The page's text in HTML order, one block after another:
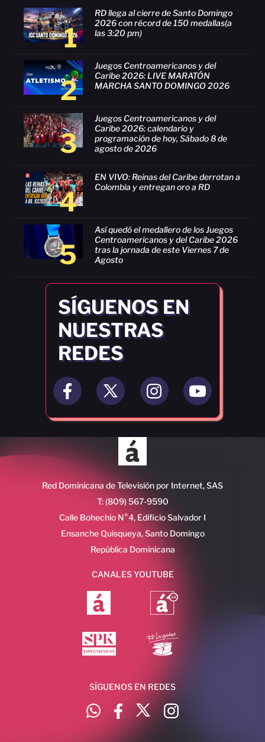
1
RD llega al cierre de Santo Domingo
2026 con récord de 150 medallas(a
las 3:20 pm)
2
Juegos Centroamericanos y del
Caribe 2026: LIVE MARATÓN
MARCHA SANTO DOMINGO 2026
3
Juegos Centroamericanos y del
Caribe 2026: calendario y
programación de hoy, Sábado 8 de
agosto de 2026
4
EN VIVO: Reinas del Caribe derrotan a
Colombia y entregan oro a RD
5
Así quedó el medallero de los Juegos
Centroamericanos y del Caribe 2026
tras la jornada de este Viernes 7 de
Agosto
SÍGUENOS EN
NUESTRAS
REDES
Red Dominicana de Televisión por Internet, SAS
T: (809) 567-9590
Calle Bohechio N°4, Edificio Salvador I
Ensanche Quisqueya, Santo Domingo
República Dominicana
CANALES YOUTUBE
SÍGUENOS EN REDES